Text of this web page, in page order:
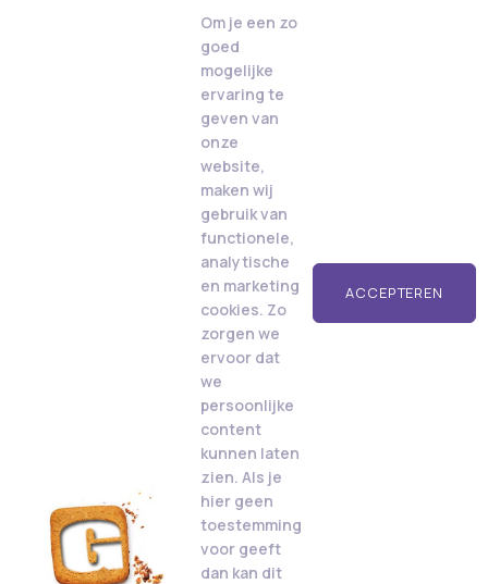
Om je een zo
goed
mogelijke
ervaring te
geven van
onze
website,
maken wij
gebruik van
functionele,
analytische
en marketing
cookies. Zo
zorgen we
ervoor dat
we
persoonlijke
content
kunnen laten
zien. Als je
hier geen
toestemming
voor geeft
dan kan dit
ACCEPTEREN